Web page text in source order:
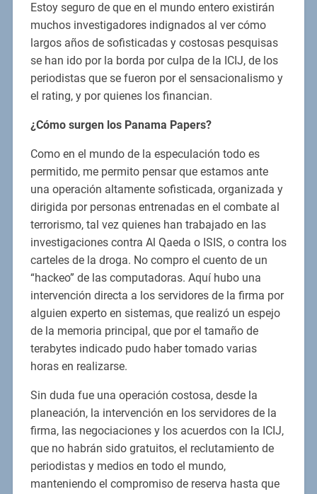
Estoy seguro de que en el mundo entero existirán
muchos investigadores indignados al ver cómo
largos años de sofisticadas y costosas pesquisas
se han ido por la borda por culpa de la ICIJ, de los
periodistas que se fueron por el sensacionalismo y
el rating, y por quienes los financian.
¿Cómo surgen los Panama Papers?
Como en el mundo de la especulación todo es
permitido, me permito pensar que estamos ante
una operación altamente sofisticada, organizada y
dirigida por personas entrenadas en el combate al
terrorismo, tal vez quienes han trabajado en las
investigaciones contra Al Qaeda o ISIS, o contra los
carteles de la droga. No compro el cuento de un
“hackeo” de las computadoras. Aquí hubo una
intervención directa a los servidores de la firma por
alguien experto en sistemas, que realizó un espejo
de la memoria principal, que por el tamaño de
terabytes indicado pudo haber tomado varias
horas en realizarse.
Sin duda fue una operación costosa, desde la
planeación, la intervención en los servidores de la
firma, las negociaciones y los acuerdos con la ICIJ,
que no habrán sido gratuitos, el reclutamiento de
periodistas y medios en todo el mundo,
manteniendo el compromiso de reserva hasta que